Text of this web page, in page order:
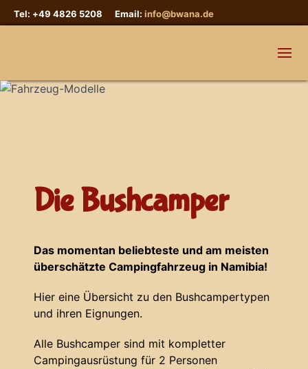
Tel: +49 4826 5208 Email: info@bwana.de
Die Bushcamper
Das momentan beliebteste und am meisten
überschätzte Campingfahrzeug in Namibia!
Hier eine Übersicht zu den Bushcampertypen
und ihren Eignungen.
Alle Bushcamper sind mit kompletter
Campingausrüstung für 2 Personen